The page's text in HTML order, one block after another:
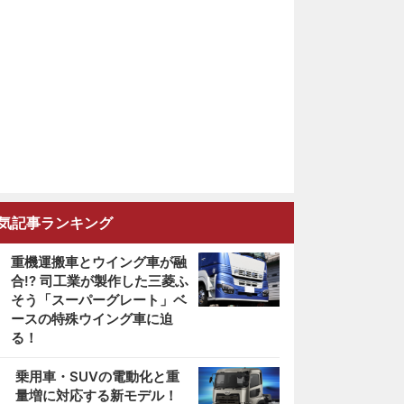
記事ランキング
重機運搬車とウイング車が融
合!? 司工業が製作した三菱ふ
そう「スーパーグレート」ベ
ースの特殊ウイング車に迫
る！
乗用車・SUVの電動化と重
量増に対応する新モデル！